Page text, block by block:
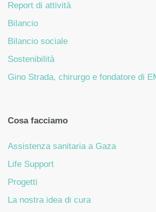
Report di attività
Bilancio
Bilancio sociale
Sostenibilità
Gino Strada, chirurgo e fondatore di
Cosa facciamo
Assistenza sanitaria a Gaza
Life Support
Progetti
La nostra idea di cura